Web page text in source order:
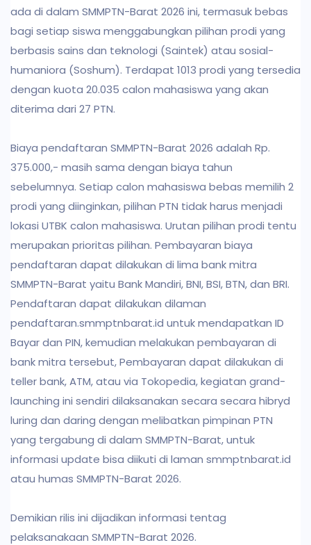
ada di dalam SMMPTN-Barat 2026 ini, termasuk bebas
bagi setiap siswa menggabungkan pilihan prodi yang
berbasis sains dan teknologi (Saintek) atau sosial-
humaniora (Soshum). Terdapat 1013 prodi yang tersedia
dengan kuota 20.035 calon mahasiswa yang akan
diterima dari 27 PTN.
Biaya pendaftaran SMMPTN-Barat 2026 adalah Rp.
375.000,- masih sama dengan biaya tahun
sebelumnya. Setiap calon mahasiswa bebas memilih 2
prodi yang diinginkan, pilihan PTN tidak harus menjadi
lokasi UTBK calon mahasiswa. Urutan pilihan prodi tentu
merupakan prioritas pilihan. Pembayaran biaya
pendaftaran dapat dilakukan di lima bank mitra
SMMPTN-Barat yaitu Bank Mandiri, BNI, BSI, BTN, dan BRI.
Pendaftaran dapat dilakukan dilaman
pendaftaran.smmptnbarat.id untuk mendapatkan ID
Bayar dan PIN, kemudian melakukan pembayaran di
bank mitra tersebut, Pembayaran dapat dilakukan di
teller bank, ATM, atau via Tokopedia, kegiatan grand-
launching ini sendiri dilaksanakan secara secara hibryd
luring dan daring dengan melibatkan pimpinan PTN
yang tergabung di dalam SMMPTN-Barat, untuk
informasi update bisa diikuti di laman smmptnbarat.id
atau humas SMMPTN-Barat 2026.
Demikian rilis ini dijadikan informasi tentag
pelaksanakaan SMMPTN-Barat 2026.